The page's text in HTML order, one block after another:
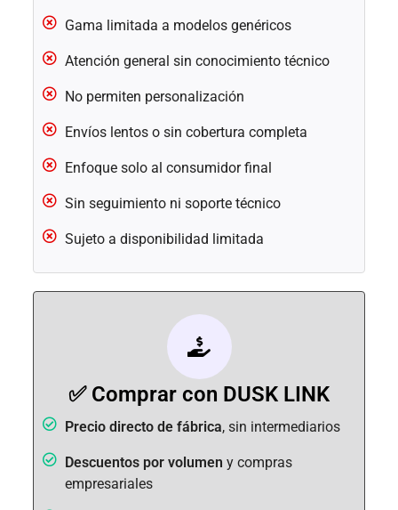
Gama limitada a modelos genéricos
Atención general sin conocimiento técnico
No permiten personalización
Envíos lentos o sin cobertura completa
Enfoque solo al consumidor final
Sin seguimiento ni soporte técnico
Sujeto a disponibilidad limitada
✅ Comprar con DUSK LINK
Precio directo de fábrica, sin intermediarios
Descuentos por volumen y compras
empresariales